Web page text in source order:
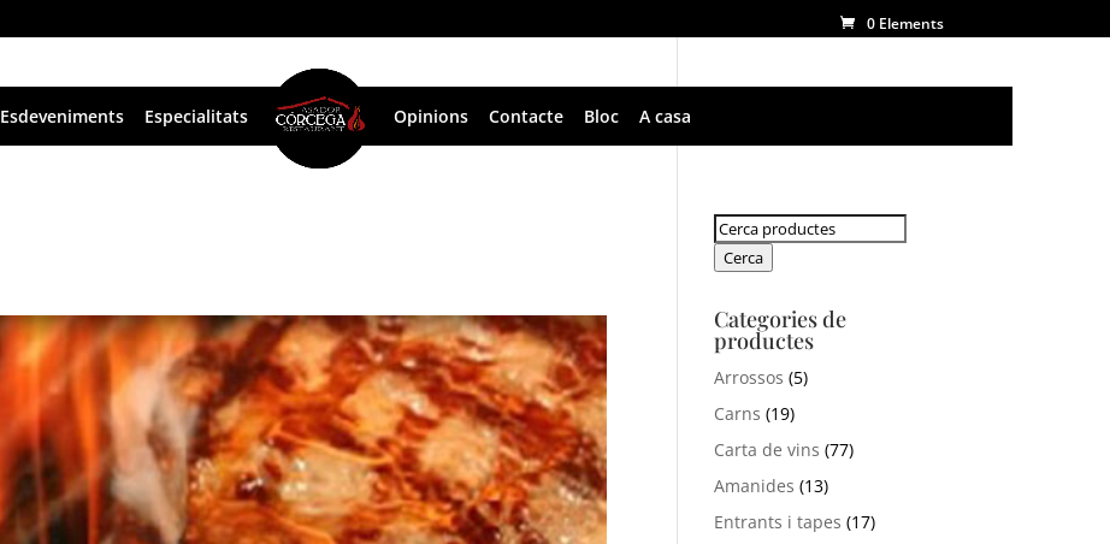
0 Elements
Esdeveniments Especialitats Opinions Contacte Bloc A casa
Cerca:
Cerca
Categories de
productes
Arrossos (5)
Carns (19)
Carta de vins (77)
Amanides (13)
Entrants i tapes (17)